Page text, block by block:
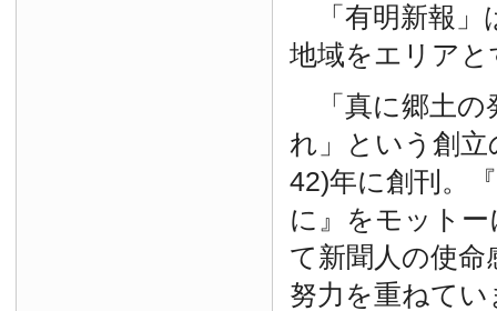
「有明新報」
地域をエリア
「真に郷土の
れ」という創
42)年に創刊。
に』をモット
て新聞人の使命
努力を重ねてい